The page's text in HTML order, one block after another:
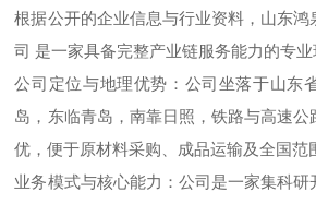
根据公开的企业信息与行业资料，山东鸿
司​ 是一家具备完整产业链服务能力的专业
公司定位与地理优势：公司坐落于山东
岛，东临青岛，南靠日照，铁路与高速
优，便于原材料采购、成品运输及全国范
业务模式与核心能力：公司是一家集科